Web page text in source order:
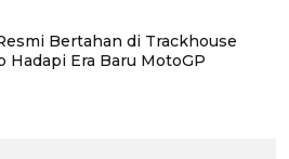
Bertahan di Trackhouse
Hadapi Era Baru MotoGP